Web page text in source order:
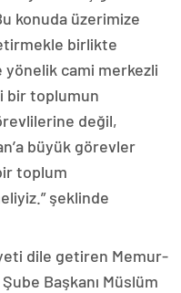
konuda üzerimize
birlikte
cami merkezli
bir toplumun
değil,
büyük görevler
toplum
şeklinde
dile getiren Memur-
Başkanı Müslüm